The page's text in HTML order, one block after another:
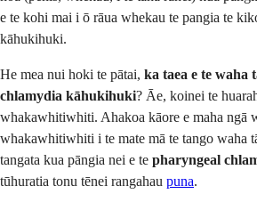
e te kohi mai i ō rāua whekau te pangia te
kāhukihuki.
He mea nui hoki te pātai, ka taea e te waha
chlamydia kāhukihuki? Āe, koinei te
whakawhitiwhiti. Ahakoa kāore e maha ngā
whakawhitiwhiti i te mate mā te tango waha
tangata kua pāngia nei e te pharyngeal
tūhuratia tonu tēnei rangahau puna.